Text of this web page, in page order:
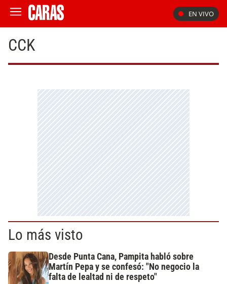
EN VIVO
CCK
Lo más visto
Desde Punta Cana, Pampita habló sobre
Martín Pepa y se confesó: "No negocio la
falta de lealtad ni de respeto"